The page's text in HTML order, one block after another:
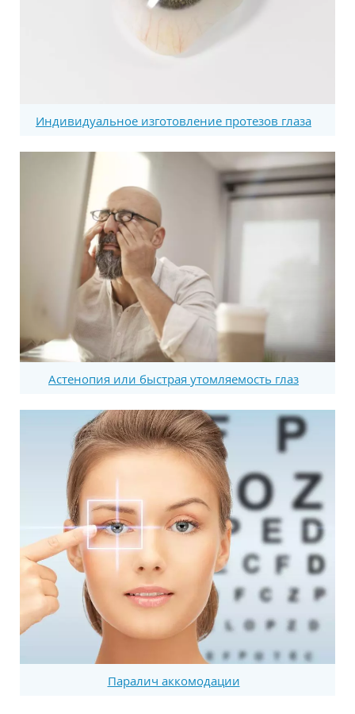
Индивидуальное изготовление протезов глаза
Астенопия или быстрая утомляемость глаз
Паралич аккомодации